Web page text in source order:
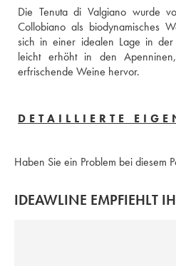
Die Tenuta di Valgiano wurde
Collobiano als biodynamisches
sich in einer idealen Lage in
leicht erhöht in den
erfrischende Weine hervor.
DETAILLIERTE
Haben Sie ein Problem bei diesem
IDEAWLINE EMPFIEHLT